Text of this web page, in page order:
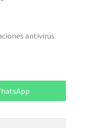
antivirus.